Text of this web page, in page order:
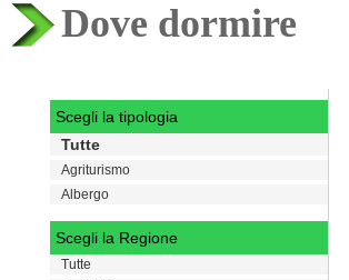
Dove dormire
Scegli la tipologia
Tutte
Agriturismo
Albergo
Scegli la Regione
Tutte